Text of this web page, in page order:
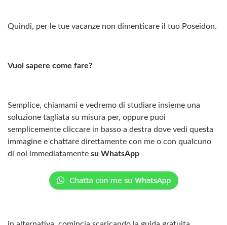
Quindi, per le tue vacanze non dimenticare il tuo Poseidon.
Vuoi sapere come fare?
Semplice, chiamami e vedremo di studiare insieme una
soluzione tagliata su misura per, oppure puoi
semplicemente cliccare in basso a destra dove vedi questa
immagine e chattare direttamente con me o con qualcuno
di noi immediatamente su WhatsApp